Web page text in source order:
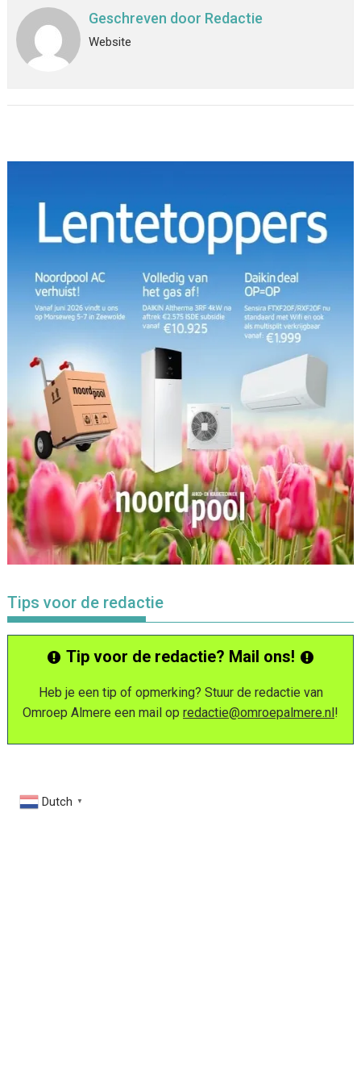
Geschreven door Redactie
Website
Tips voor de redactie
Tip voor de redactie? Mail ons!
Heb je een tip of opmerking? Stuur de redactie van
Omroep Almere een mail op redactie@omroepalmere.nl!
Dutch ▼